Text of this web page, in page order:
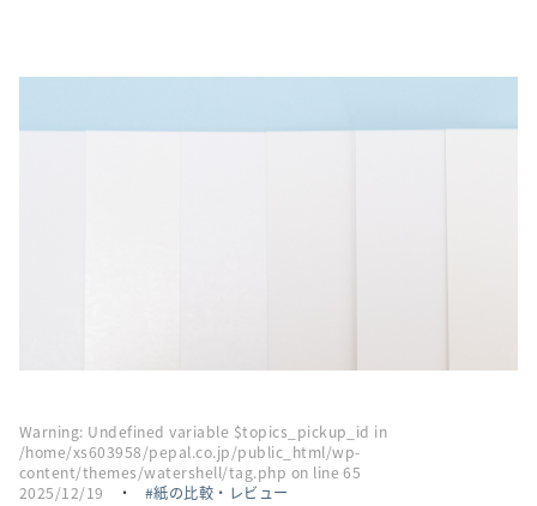
採用情報
Warning: Undefined variable $topics_pickup_id in
/home/xs603958/pepal.co.jp/public_html/wp-
content/themes/watershell/tag.php on line65
2025/12/19
・ 紙の比較・レビュー